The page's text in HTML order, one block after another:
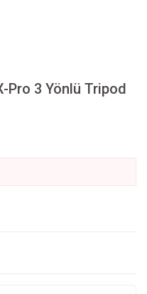
Pro 3 Yönlü Tripod